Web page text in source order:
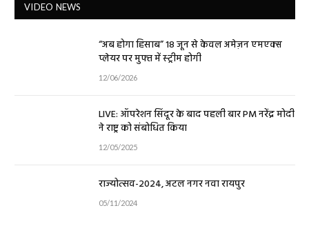
VIDEO NEWS
“अब होगा हिसाब” 18 जून से केवल अमेज़न एमएक्स
प्लेयर पर मुफ्त में स्ट्रीम होगी
12/06/2026
LIVE: ऑपरेशन सिंदूर के बाद पहली बार PM नरेंद्र मोदी
ने राष्ट्र को संबोधित किया
12/05/2025
राज्योत्सव-2024, अटल नगर नवा रायपुर
05/11/2024